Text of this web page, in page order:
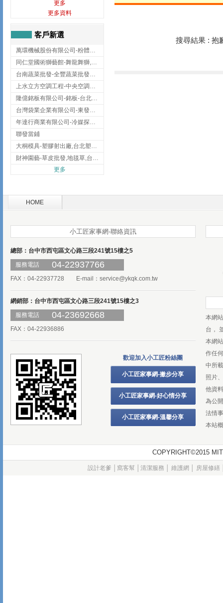
更多
更多資料
客戶新選
萬環機械股份有限公司-粉體塗裝設備,輸送機,輸送機設備,台南輸送機
同仁堂國術獅藝館-舞龍舞獅,台中舞龍舞獅
台南蔬菜批發-全豐蔬菜批發專送/台南蔬菜箱宅配到府
上水立方空調工程-中央空調規劃,台北中央空調規劃
隆億銘板有限公司-銘板-台北銘板-板橋銘板
台灣袋業企業有限公司-東發企業社/台中太空袋/太空包
年達行商業有限公司-冷媒探漏儀,壓力錶組,真空泵浦,台北冷凍空調材料
聯發當鋪
大桐模具-塑膠射出廠,台北塑膠射出廠
財神園藝-草皮批發,地毯草,台北草,彰化地毯草,彰化台北草
更多
搜尋結果 : 抱
HOME
小工匠家事網-聯絡資訊
總部：台中市西屯區文心路三段241號15樓之5
服務電話
04-22937766
FAX：04-22937728 E-mail： service@ykqk.com.tw
網銷部：台中市西屯區文心路三段241號15樓之3
服務電話
04-23692668
FAX：04-22936886
歡迎加入小工匠粉絲團
小工匠家事網-撇步分享
小工匠家事網-好心情分享
小工匠家事網-溫馨分享
本網
台，
本網
作任
中所
照片
他資
為公
法情
本站
COPYRIGHT©2015
設計老爹 窩客幫 清潔服務 維護網 房屋修繕